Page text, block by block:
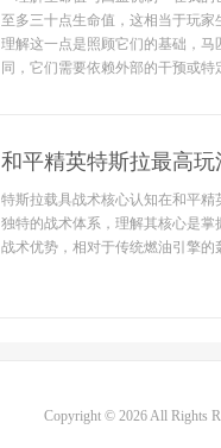
至多三十点生命值，这相当于玩
理解这一点是照顾它们的基础，
同，它们需要依赖外部的干预或特
和平精英特斯拉最高
特斯拉载具战术核心认知在和平
独特的战术体系，理解其核心是
战术优势，相对于传统燃油引擎
Copyright © 2026 All Rights